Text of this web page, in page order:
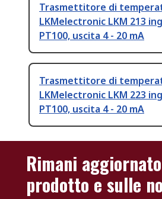
Trasmettitore di
LKMelectronic LKM 213
PT100, uscita 4 - 20 mA
Trasmettitore di
LKMelectronic LKM 223
PT100, uscita 4 - 20 mA
Rimani
prodotto e sulle